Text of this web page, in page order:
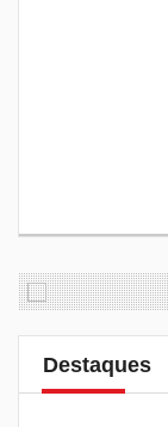
Destaques